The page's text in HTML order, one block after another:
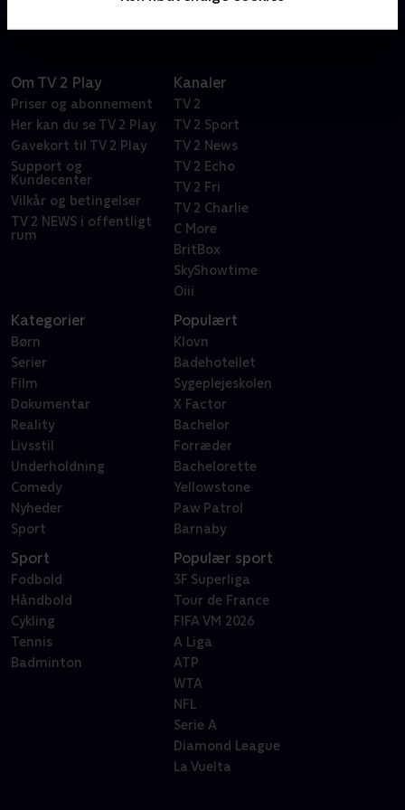
Om TV 2 Play
Priser og abonnement
Her kan du se TV 2 Play
Gavekort til TV 2 Play
Support og
Kundecenter
Vilkår og betingelser
TV 2 NEWS i offentligt
rum
Kanaler
TV 2
TV 2 Sport
TV 2 News
TV 2 Echo
TV 2 Fri
TV 2 Charlie
C More
BritBox
SkyShowtime
Oiii
Kategorier
Børn
Serier
Film
Dokumentar
Reality
Livsstil
Underholdning
Comedy
Nyheder
Sport
Populært
Klovn
Badehotellet
Sygeplejeskolen
X Factor
Bachelor
Forræder
Bachelorette
Yellowstone
Paw Patrol
Barnaby
Sport
Fodbold
Håndbold
Cykling
Tennis
Badminton
Populær sport
3F Superliga
Tour de France
FIFA VM 2026
A Liga
ATP
WTA
NFL
Serie A
Diamond League
La Vuelta